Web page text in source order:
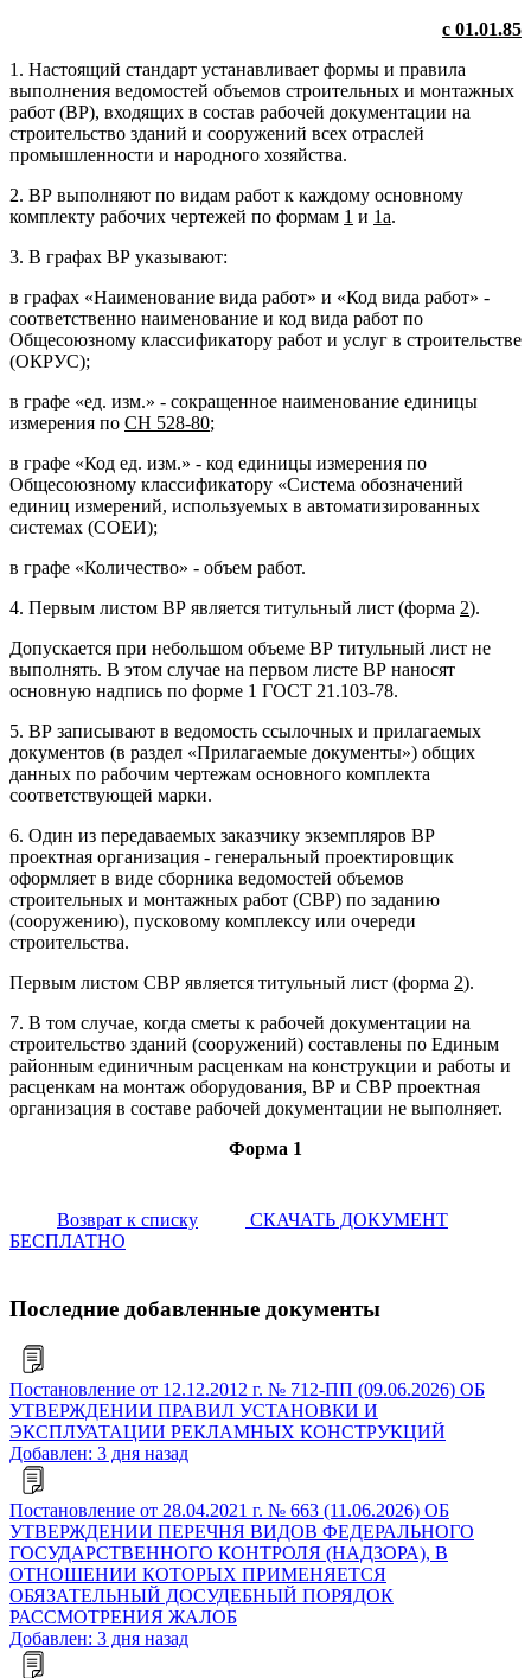
с 01.01.85
1. Настоящий стандарт устанавливает формы и правила
выполнения ведомостей объемов строительных и монтажных
работ (ВР), входящих в состав рабочей документации на
строительство зданий и сооружений всех отраслей
промышленности и народного хозяйства.
2. ВР выполняют по видам работ к каждому основному
комплекту рабочих чертежей по формам 1 и 1а.
3. В графах ВР указывают:
в графах «Наименование вида работ» и «Код вида работ» -
соответственно наименование и код вида работ по
Общесоюзному классификатору работ и услуг в строительстве
(ОКРУС);
в графе «ед. изм.» - сокращенное наименование единицы
измерения по СН 528-80;
в графе «Код ед. изм.» - код единицы измерения по
Общесоюзному классификатору «Система обозначений
единиц измерений, используемых в автоматизированных
системах (СОЕИ);
в графе «Количество» - объем работ.
4. Первым листом ВР является титульный лист (форма 2).
Допускается при небольшом объеме ВР титульный лист не
выполнять. В этом случае на первом листе ВР наносят
основную надпись по форме 1 ГОСТ 21.103-78.
5. ВР записывают в ведомость ссылочных и прилагаемых
документов (в раздел «Прилагаемые документы») общих
данных по рабочим чертежам основного комплекта
соответствующей марки.
6. Один из передаваемых заказчику экземпляров ВР
проектная организация - генеральный проектировщик
оформляет в виде сборника ведомостей объемов
строительных и монтажных работ (СВР) по заданию
(сооружению), пусковому комплексу или очереди
строительства.
Первым листом СВР является титульный лист (форма 2).
7. В том случае, когда сметы к рабочей документации на
строительство зданий (сооружений) составлены по Единым
районным единичным расценкам на конструкции и работы и
расценкам на монтаж оборудования, ВР и СВР проектная
организация в составе рабочей документации не выполняет.
Форма 1
Возврат к списку
СКАЧАТЬ ДОКУМЕНТ
БЕСПЛАТНО
Последние добавленные документы
Постановление от 12.12.2012 г. № 712-ПП (09.06.2026) ОБ
УТВЕРЖДЕНИИ ПРАВИЛ УСТАНОВКИ И
ЭКСПЛУАТАЦИИ РЕКЛАМНЫХ КОНСТРУКЦИЙ
Добавлен: 3 дня назад
Постановление от 28.04.2021 г. № 663 (11.06.2026) ОБ
УТВЕРЖДЕНИИ ПЕРЕЧНЯ ВИДОВ ФЕДЕРАЛЬНОГО
ГОСУДАРСТВЕННОГО КОНТРОЛЯ (НАДЗОРА), В
ОТНОШЕНИИ КОТОРЫХ ПРИМЕНЯЕТСЯ
ОБЯЗАТЕЛЬНЫЙ ДОСУДЕБНЫЙ ПОРЯДОК
РАССМОТРЕНИЯ ЖАЛОБ
Добавлен: 3 дня назад